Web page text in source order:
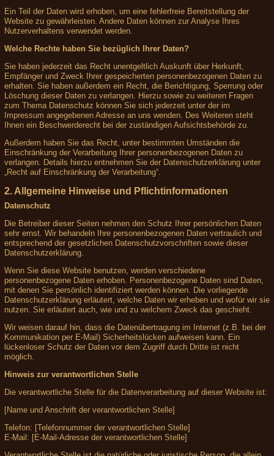
Ein Teil der Daten wird erhoben, um eine fehlerfreie Bereitstellung der
Website zu gewährleisten. Andere Daten können zur Analyse Ihres
Nutzerverhaltens verwendet werden.
Welche Rechte haben Sie bezüglich Ihrer Daten?
Sie haben jederzeit das Recht unentgeltlich Auskunft über Herkunft,
Empfänger und Zweck Ihrer gespeicherten personenbezogenen Daten zu
erhalten. Sie haben außerdem ein Recht, die Berichtigung, Sperrung oder
Löschung dieser Daten zu verlangen. Hierzu sowie zu weiteren Fragen
zum Thema Datenschutz können Sie sich jederzeit unter der im
Impressum angegebenen Adresse an uns wenden. Des Weiteren steht
Ihnen ein Beschwerderecht bei der zuständigen Aufsichtsbehörde zu.
Außerdem haben Sie das Recht, unter bestimmten Umständen die
Einschränkung der Verarbeitung Ihrer personenbezogenen Daten zu
verlangen. Details hierzu entnehmen Sie der Datenschutzerklärung unter
„Recht auf Einschränkung der Verarbeitung“.
2. Allgemeine Hinweise und Pflichtinformationen
Datenschutz
Die Betreiber dieser Seiten nehmen den Schutz Ihrer persönlichen Daten
sehr ernst. Wir behandeln Ihre personenbezogenen Daten vertraulich und
entsprechend der gesetzlichen Datenschutzvorschriften sowie dieser
Datenschutzerklärung.
Wenn Sie diese Website benutzen, werden verschiedene
personenbezogene Daten erhoben. Personenbezogene Daten sind Daten,
mit denen Sie persönlich identifiziert werden können. Die vorliegende
Datenschutzerklärung erläutert, welche Daten wir erheben und wofür wir sie
nutzen. Sie erläutert auch, wie und zu welchem Zweck das geschieht.
Wir weisen darauf hin, dass die Datenübertragung im Internet (z.B. bei der
Kommunikation per E-Mail) Sicherheitslücken aufweisen kann. Ein
lückenloser Schutz der Daten vor dem Zugriff durch Dritte ist nicht
möglich.
Hinweis zur verantwortlichen Stelle
Die verantwortliche Stelle für die Datenverarbeitung auf dieser Website ist:
[Name und Anschrift der verantwortlichen Stelle]
Telefon: [Telefonnummer der verantwortlichen Stelle]
E-Mail: [E-Mail-Adresse der verantwortlichen Stelle]